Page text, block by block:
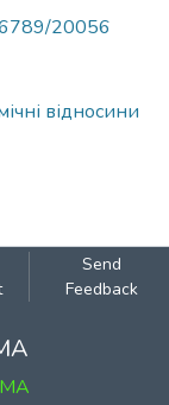
20056
відносини
Send
Feedback